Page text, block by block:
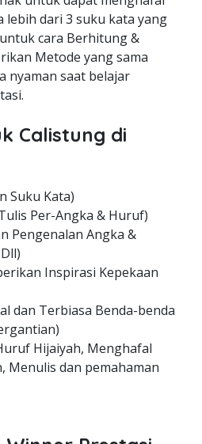
lebih dari 3 suku kata yang
cara Berhitung &
Metode yang sama
nyaman saat belajar
Calistung di
Suku Kata)
Per-Angka & Huruf)
Pengenalan Angka &
Inspirasi Kepekaan
dan Terbiasa Benda-benda
Hijaiyah, Menghafal
Menulis dan pemahaman